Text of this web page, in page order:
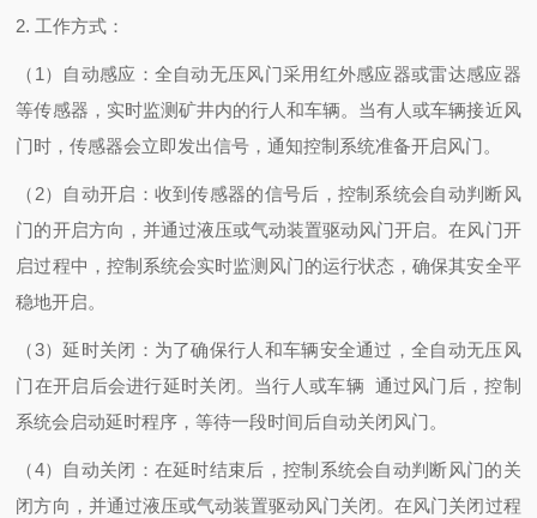
2. 工作方式：
（1）自动感应：全自动无压风门采用红外感应器或雷达感应器
等传感器，实时监测矿井内的行人和车辆。当有人或车辆接近风
门时，传感器会立即发出信号，通知控制系统准备开启风门。
（2）自动开启：收到传感器的信号后，控制系统会自动判断风
门的开启方向，并通过液压或气动装置驱动风门开启。在风门开
启过程中，控制系统会实时监测风门的运行状态，确保其安全平
稳地开启。
（3）延时关闭：为了确保行人和车辆安全通过，全自动无压风
门在开启后会进行延时关闭。当行人或车辆 通过风门后，控制
系统会启动延时程序，等待一段时间后自动关闭风门。
（4）自动关闭：在延时结束后，控制系统会自动判断风门的关
闭方向，并通过液压或气动装置驱动风门关闭。在风门关闭过程